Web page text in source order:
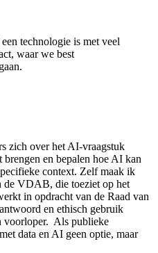
technologie is met veel
waar we best
zich over het AI-vraagstuk
brengen en bepalen hoe AI kan
context. Zelf maak ik
de VDAB, die toeziet op het
in opdracht van de Raad van
en ethisch gebruik
voorloper. Als publieke
data en AI geen optie, maar